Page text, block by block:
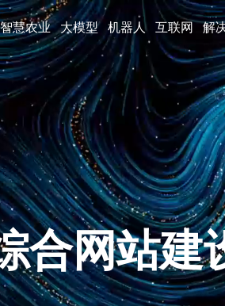
智慧农业 大模型 机器人 互联网 解
合网站建